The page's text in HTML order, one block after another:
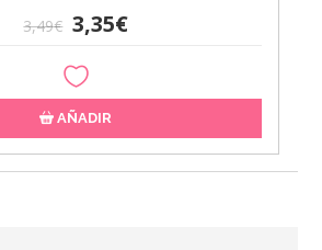
3,49€ 3,35€
AÑADIR